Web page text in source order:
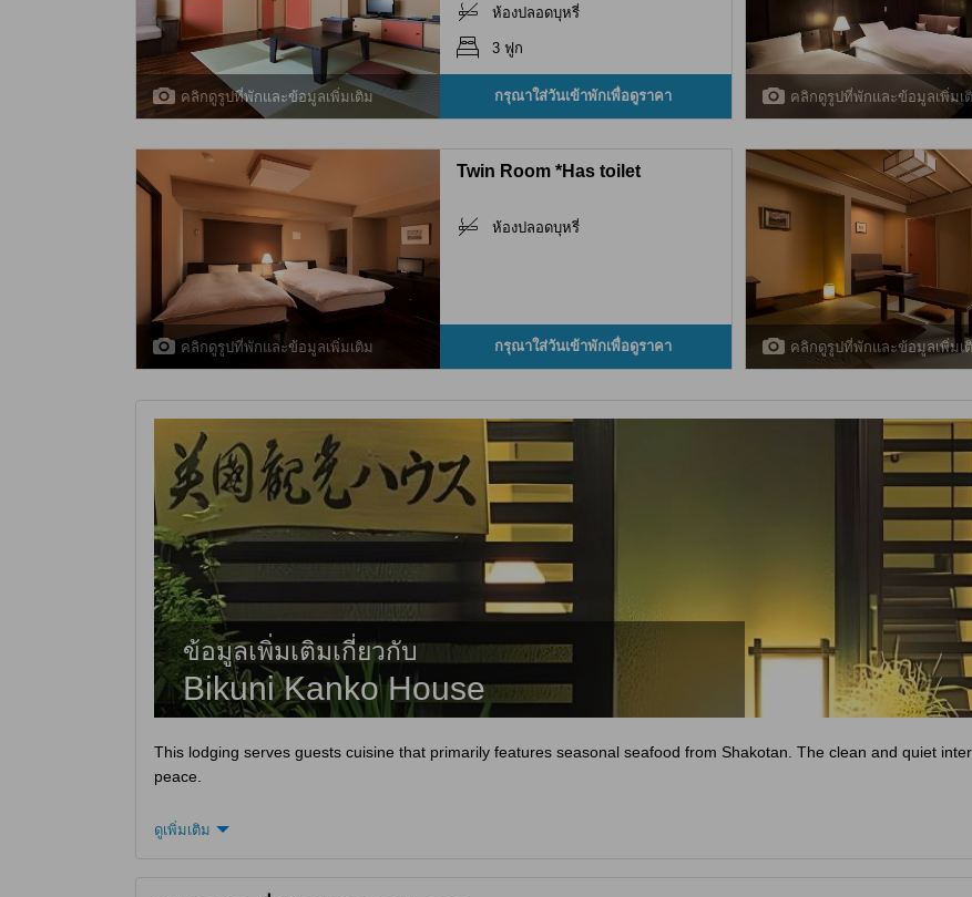
คลิกดูรูปที่พักและข้อมูลเพิ่มเติม
ห้องปลอดบุหรี่
3 ฟูก
กรุณาใส่วันเข้าพักเพื่อดูราคา คลิกดูรูปที่พักและข้อมูลเพิ่มเ
คลิกดูรูปที่พักและข้อมูลเพิ่มเติม
Twin Room *Has toilet
ห้องปลอดบุหรี่
กรุณาใส่วันเข้าพักเพื่อดูราคา คลิกดูรูปที่พักและข้อมูลเพิ่มเ
ข้อมูลเพิ่มเติมเกี่ยวกับ
Bikuni Kanko House
This lodging serves guests cuisine that primarily features seasonal seafood from Shakotan. The clean and quiet
peace.
ดูเพิ่มเติม